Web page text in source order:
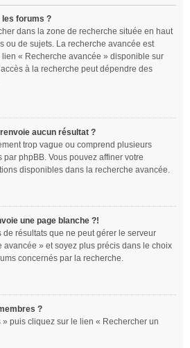
forums ?
dans la zone de recherche située en haut
ou de sujets. La recherche avancée est
« Recherche avancée » disponible sur
à la recherche peut dépendre des
aucun résultat ?
trop vague ou comprend plusieurs
phpBB. Vous pouvez affiner votre
disponibles dans la recherche avancée.
une page blanche ?!
résultats que ne peut gérer le serveur
avancée » et soyez plus précis dans le choix
concernés par la recherche.
?
puis cliquez sur le lien « Rechercher un